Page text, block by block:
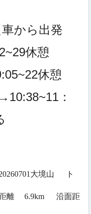
から出発
休憩
休憩
：
大境山 ト
離 6.9km 沿面距